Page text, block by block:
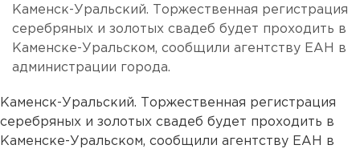
Каменск-Уральский. Торжественная регистрация
серебряных и золотых свадеб будет проходить в
Каменске-Уральском, сообщили агентству ЕАН в
администрации города.
Каменск-Уральский. Торжественная регистрация
серебряных и золотых свадеб будет проходить в
Каменске-Уральском, сообщили агентству ЕАН в